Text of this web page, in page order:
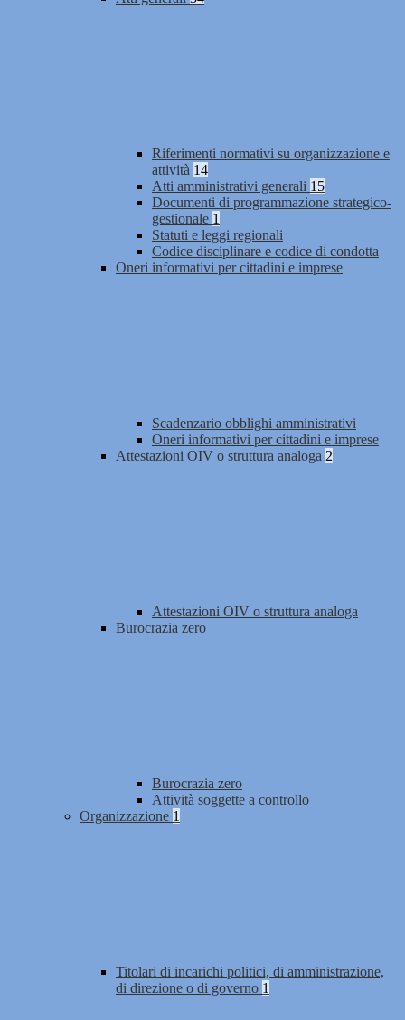
Riferimenti normativi su organizzazione e
attività 14
Atti amministrativi generali 15
Documenti di programmazione strategico-
gestionale 1
Statuti e leggi regionali
Codice disciplinare e codice di condotta
Oneri informativi per cittadini e imprese
Scadenzario obblighi amministrativi
Oneri informativi per cittadini e imprese
Attestazioni OIV o struttura analoga 2
Attestazioni OIV o struttura analoga
Burocrazia zero
Burocrazia zero
Attività soggette a controllo
Organizzazione 1
Titolari di incarichi politici, di amministrazione,
di direzione o di governo 1